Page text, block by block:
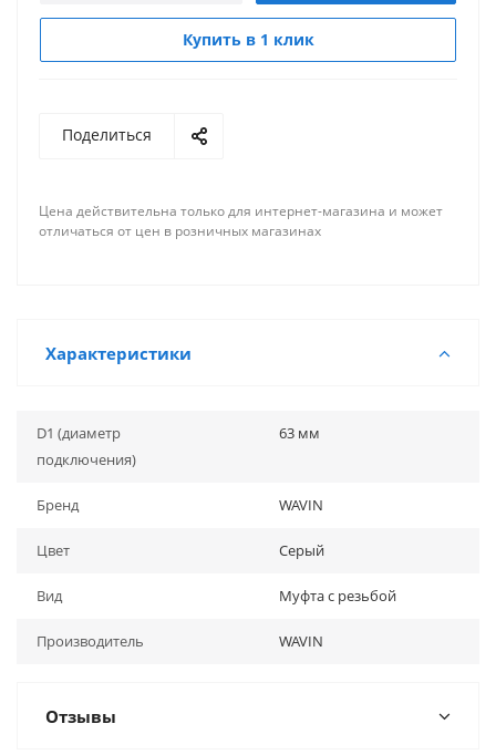
Купить в 1 клик
Поделиться
Цена действительна только для интернет-магазина и может
отличаться от цен в розничных магазинах
Характеристики
D1 (диаметр
подключения)
63 мм
Бренд WAVIN
Цвет Серый
Вид Муфта с резьбой
Производитель WAVIN
Отзывы